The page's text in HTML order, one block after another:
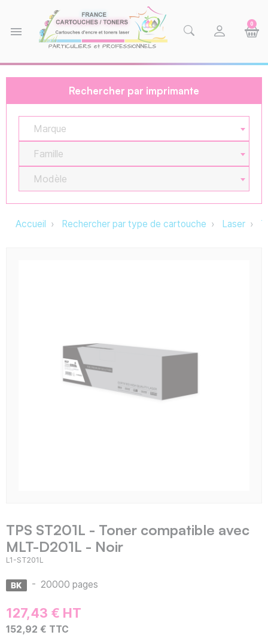
menu
0
Rechercher par imprimante
Marque
Famille
Modèle
Accueil Rechercher par type de cartouche Laser
TPS ST201L - Toner compatible avec
MLT-D201L - Noir
L1-ST201L
- 20000 pages
127,43 € HT
152,92 € TTC